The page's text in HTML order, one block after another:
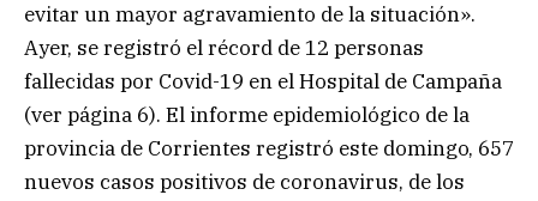
evitar un mayor agravamiento de la situación».
Ayer, se registró el récord de 12 personas
fallecidas por Covid-19 en el Hospital de Campaña
(ver página 6). El informe epidemiológico de la
provincia de Corrientes registró este domingo, 657
nuevos casos positivos de coronavirus, de los